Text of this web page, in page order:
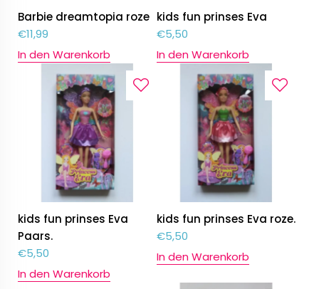
Barbie dreamtopia roze
€11,99
In den Warenkorb
kids fun prinses Eva
€5,50
In den Warenkorb
kids fun prinses Eva
Paars.
€5,50
In den Warenkorb
kids fun prinses Eva roze.
€5,50
In den Warenkorb